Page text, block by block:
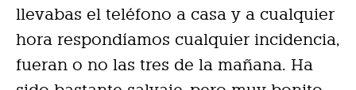
llevabas el teléfono a casa y a cualquier
hora respondíamos cualquier incidencia,
fueran o no las tres de la mañana. Ha